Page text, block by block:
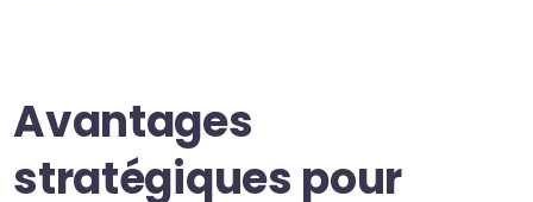
Avantages
stratégiques pour